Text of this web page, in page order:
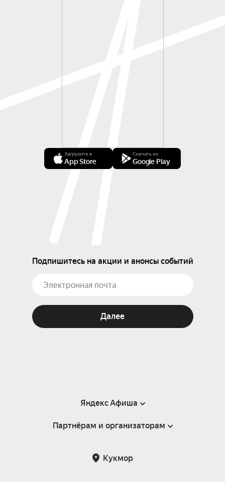
Загрузите в
App Store
Скачать из
Google Play
Подпишитесь на акции и анонсы событий
Далее
Яндекс Афиша
Справка
Подарочные сертификаты
Партнёрам и организаторам
Кукмор